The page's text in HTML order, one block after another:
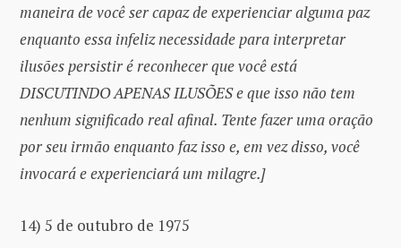
maneira de você ser capaz de experienciar alguma paz
enquanto essa infeliz necessidade para interpretar
ilusões persistir é reconhecer que você está
DISCUTINDO APENAS ILUSÕES e que isso não tem
nenhum significado real afinal. Tente fazer uma oração
por seu irmão enquanto faz isso e, em vez disso, você
invocará e experienciará um milagre.]
14) 5 de outubro de 1975